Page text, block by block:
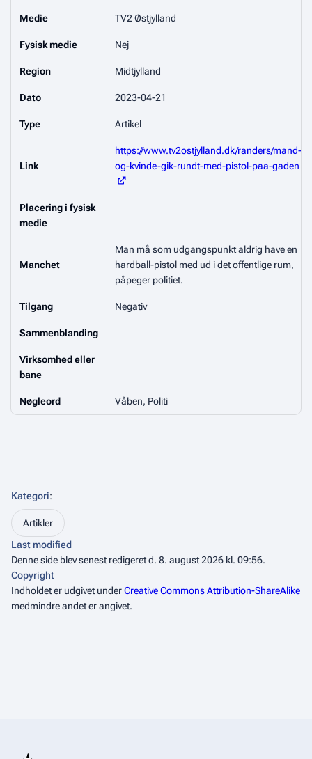
Medie TV2 Østjylland
Fysisk medie Nej
Region Midtjylland
Dato 2023-04-21
Type Artikel
Link
https://www.tv2ostjylland.dk/randers/mand-
og-kvinde-gik-rundt-med-pistol-paa-gaden
Placering i fysisk
medie
Manchet
Man må som udgangspunkt aldrig have en
hardball-pistol med ud i det offentlige rum,
påpeger politiet.
Tilgang Negativ
Sammenblanding
Virksomhed eller
bane
Nøgleord Våben, Politi
Kategori:
Artikler
Last modified
Denne side blev senest redigeret d. 8. august 2026 kl. 09:56.
Copyright
Indholdet er udgivet underCreative Commons Attribution-ShareAlike
medmindre andet er angivet.